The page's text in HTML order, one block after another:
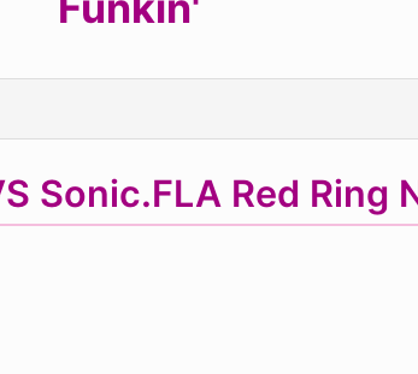
Sonic.FLA Red Ring